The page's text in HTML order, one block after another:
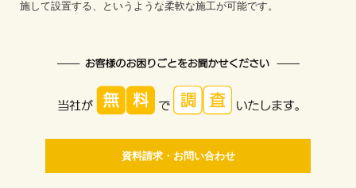
施して設置する、というような柔軟な施工が可能です。
資料請求・お問い合わせ